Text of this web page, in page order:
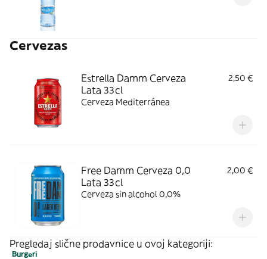
Cervezas
Estrella Damm Cerveza
Lata 33cl
2,50 €
Cerveza Mediterránea
Free Damm Cerveza 0,0
Lata 33cl
2,00 €
Cerveza sin alcohol 0,0%
Pregledaj slične prodavnice u ovoj kategoriji:
Burgeri